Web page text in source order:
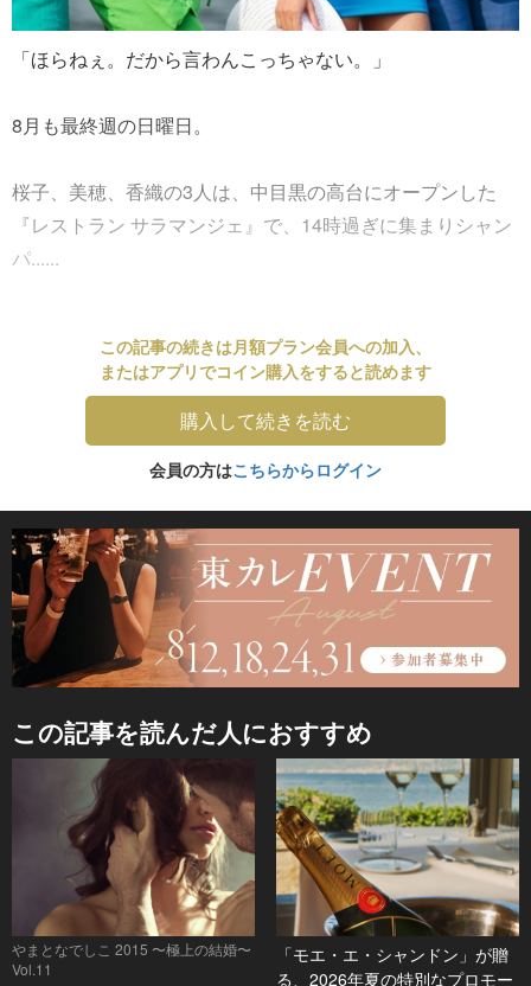
「ほらねぇ。だから言わんこっちゃない。」
8月も最終週の日曜日。
桜子、美穂、香織の3人は、中目黒の高台にオープンした
『レストラン サラマンジェ』で、14時過ぎに集まりシャン
パ......
この記事の続きは月額プラン会員への加入、
またはアプリでコイン購入をすると読めます
購入して続きを読む
会員の方はこちらからログイン
この記事を読んだ人におすすめ
やまとなでしこ 2015 〜極上の結婚〜
Vol.11
「モエ・エ・シャンドン」が贈
る、2026年夏の特別なプロモー